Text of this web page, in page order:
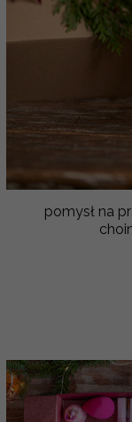
pomysł na